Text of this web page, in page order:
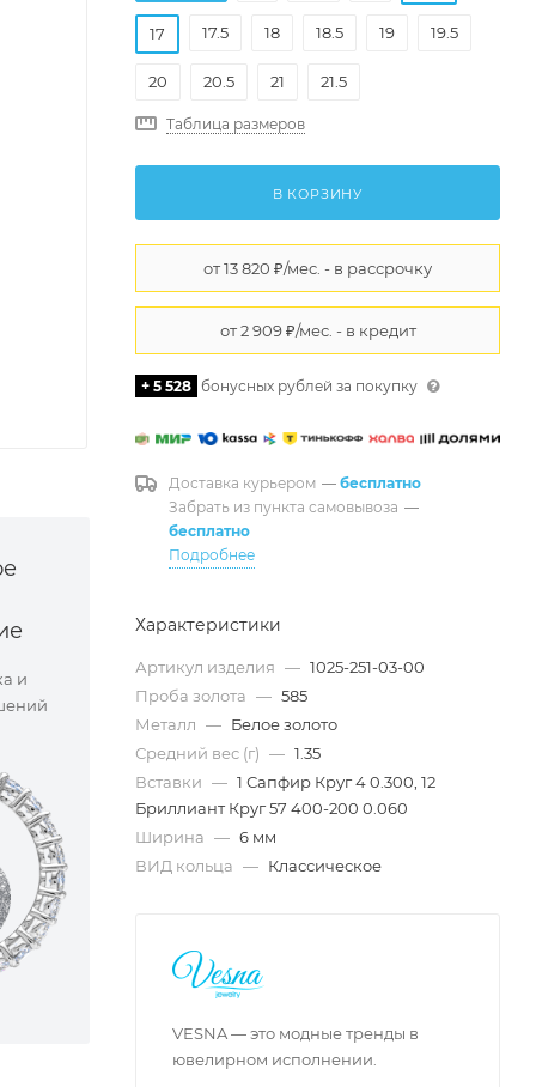
и
17 17.5 18 18.5 19 19.5
20 20.5 21 21.5
Таблица размеров
В КОРЗИНУ
+ 5 528 бонусных рублей за покупку
Доставка курьером — бесплатно
Забрать из пункта самовывоза —
бесплатно
Подробнее
Характеристики
Артикул изделия — 1025-251-03-00
Проба золота — 585
Металл — Белое золото
Средний вес (г) — 1.35
Вставки — 1 Сапфир Круг 4 0.300, 12
Бриллиант Круг 57 400-200 0.060
Ширина — 6 мм
ВИД кольца — Классическое
VESNA — это модные тренды в
ювелирном исполнении.